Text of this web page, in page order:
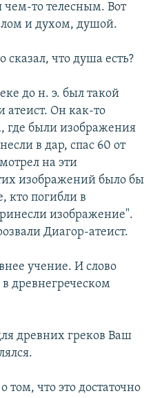
чем-то телесным. Вот
и духом, душой.
сказал, что душа есть?
до н. э. был такой
атеист. Он как-то
где были изображения
в дар, спас 60 от
на эти
изображений было бы
кто погибли в
изображение".
Диагор-атеист.
учение. И слово
в древнегреческом
древних греков Ваш
том, что это достаточно